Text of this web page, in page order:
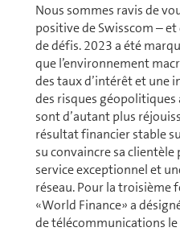
Nous sommes ravis de
positive de Swisscom –
de défis. 2023 a été
que l’en­vi­ron­ne­ment
des taux d’intérêt et une
des risques géopo­li­tiques
sont d’autant plus
résultat financier stable
su convaincre sa
service exceptionnel et
réseau. Pour la troisième
«World Finance» a
de télé­communications